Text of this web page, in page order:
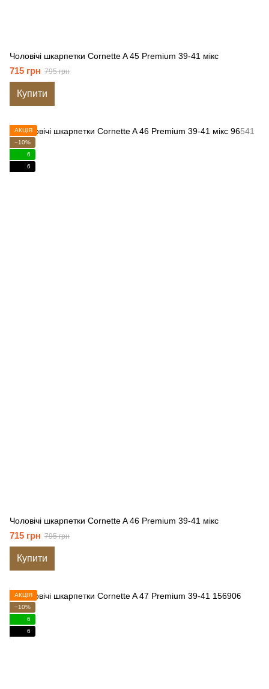
Чоловічі шкарпетки Cornette A 45 Premium 39-41 мікс
715 грн 795 грн
Купити
АКЦІЯ
−10%
6
6
Чоловічі шкарпетки Cornette A 46 Premium 39-41 мікс
715 грн 795 грн
Купити
АКЦІЯ
−10%
6
6